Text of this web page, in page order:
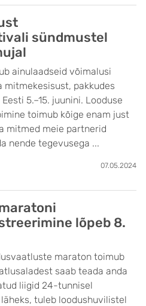
sündmustel
ainulaadseid võimalusi
mitmekesisust, pakkudes
5.–15. juunini. Looduse
toimub kõige enam just
mitmed meie partnerid
nende tegevusega ...
07.05.2024
lõpeb 8.
maraton toimub
saab teada anda
liigid 24-tunnisel
tuleb loodushuvilistel